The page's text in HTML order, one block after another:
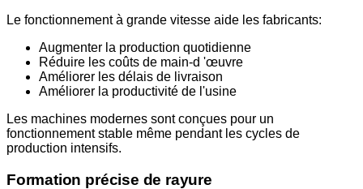
Le fonctionnement à grande vitesse aide les fabricants:
Augmenter la production quotidienne
Réduire les coûts de main-d 'œuvre
Améliorer les délais de livraison
Améliorer la productivité de l'usine
Les machines modernes sont conçues pour un
fonctionnement stable même pendant les cycles de
production intensifs.
Formation précise de rayure